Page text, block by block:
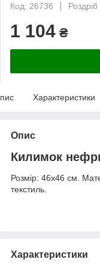
Код: 26736
Роздріб
1 104 ₴
Характеристики
Опис
Килимок
Розмір: 46х46 см.
текстиль.
Характеристики